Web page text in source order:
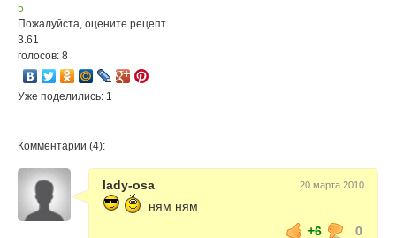
5
Пожалуйста, оцените рецепт
3.61
голосов: 8
Уже поделились: 1
Комментарии (4):
lady-osa 20 марта 2010
ням ням
+6
0